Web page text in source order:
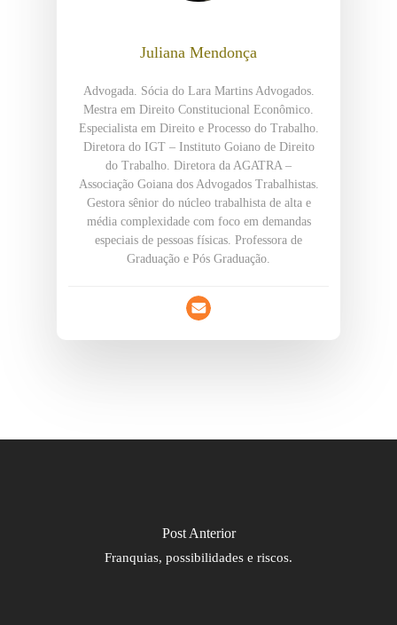
Juliana Mendonça
Advogada. Sócia do Lara Martins Advogados.
Mestra em Direito Constitucional Econômico.
Especialista em Direito e Processo do Trabalho.
Diretora do IGT – Instituto Goiano de Direito
do Trabalho. Diretora da AGATRA –
Associação Goiana dos Advogados Trabalhistas.
Gestora sênior do núcleo trabalhista de alta e
média complexidade com foco em demandas
especiais de pessoas físicas. Professora de
Graduação e Pós Graduação.
Post Anterior
Franquias, possibilidades e riscos.